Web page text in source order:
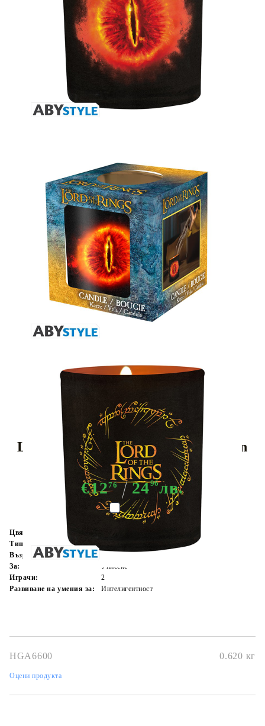
Share Tweet
Lord Of The Rings Свещ - Sauron
€1276 2496лв.
Цвят:
Тип:
Възраст:
За:
Унисекс
Играчи:
2
Развиване на умения за:
Интелигентност
HGA6600 0.620 кг
Оцени продукта
Сравни